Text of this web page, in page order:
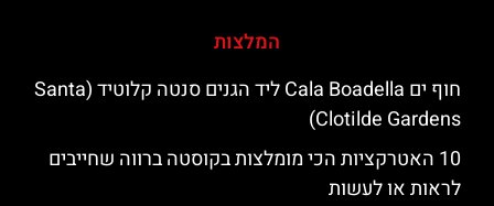
המלצות
חוף ים Cala Boadella ליד הגנים סנטה קלוטיד (Santa
Clotilde Gardens)
10 האטרקציות הכי מומלצות בקוסטה ברווה שחייבים
לראות או לעשות